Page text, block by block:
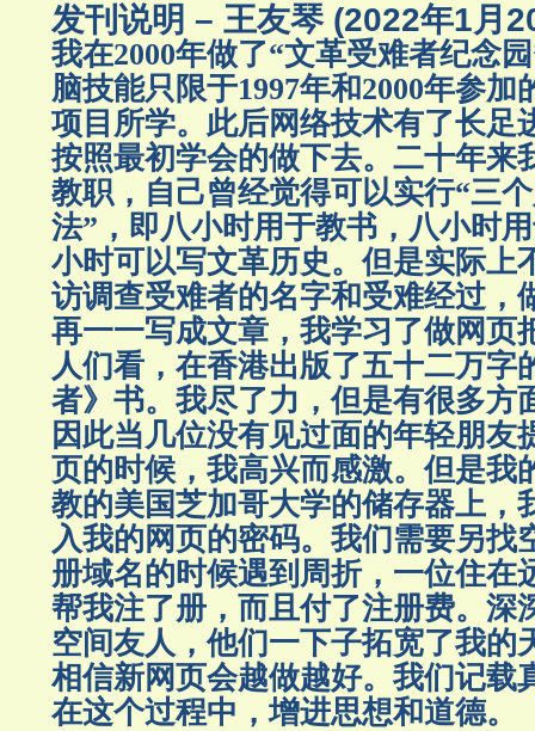
发刊说明 – 王友琴(2022年1月
我在2000年做了“文革受难者纪念
脑技能只限于1997年和2000年参加
项目所学。此后网络技术有了长足
按照最初学会的做下去。二十年来
教职，自己曾经觉得可以实行“三
法”，即八小时用于教书，八小时
小时可以写文革历史。但是实际上
访调查受难者的名字和受难经过，
再一一写成文章，我学习了做网页
人们看，在香港出版了五十二万字
者》书。我尽了力，但是有很多方
因此当几位没有见过面的年轻朋友
页的时候，我高兴而感激。但是我
教的美国芝加哥大学的储存器上，
入我的网页的密码。我们需要另找
册域名的时候遇到周折，一位住在
帮我注了册，而且付了注册费。深
空间友人，他们一下子拓宽了我的
相信新网页会越做越好。我们记载
在这个过程中，增进思想和道德。